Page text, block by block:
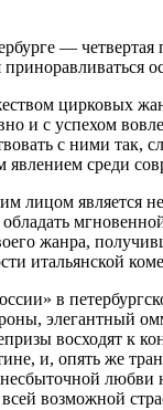
—
цирковых
и с успехом
с ними
среди
лицом является
обладать
жанра,
итальянской
в
элегантный
восходят к
и, опять же
любви
возможной